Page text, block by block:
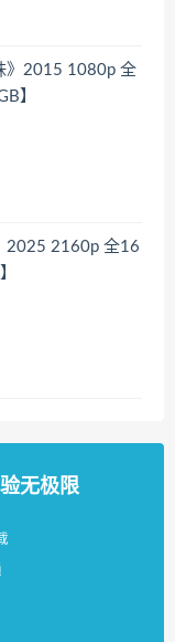
》2015 1080p 全
】
2025 2160p 全16
无极限